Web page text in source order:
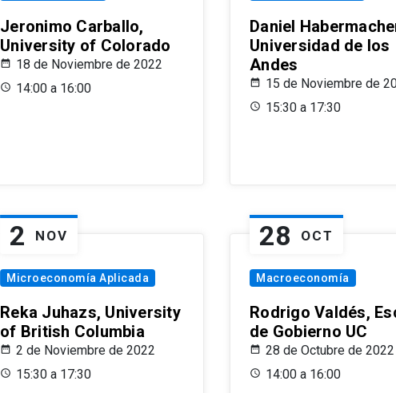
Jeronimo Carballo,
University of Colorado
18 de Noviembre de 2022
14:00 a 16:00
Daniel
Universidad de los
Andes
15 de Noviembre de
15:30 a 17:30
2 NOV
Microeconomía Aplicada
Reka Juhazs, University
of British Columbia
2 de Noviembre de 2022
15:30 a 17:30
28 OCT
Macroeconomía
Rodrigo Valdés,
de Gobierno UC
28 de Octubre de 2022
14:00 a 16:00